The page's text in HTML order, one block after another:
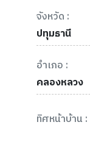
จังหวัด :
ปทุมธานี
อำเภอ :
คลองหลวง
ทิศหน้าบ้าน :